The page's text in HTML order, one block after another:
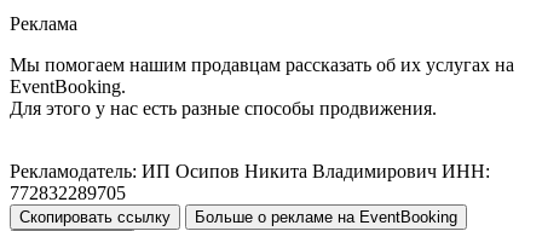
Реклама
Мы помогаем нашим продавцам рассказать об их услугах на
EventBooking.
Для этого у нас есть разные способы продвижения.
Рекламодатель: ИП Осипов Никита Владимирович ИНН:
772832289705
Скопировать ссылку
Больше о рекламе на EventBooking